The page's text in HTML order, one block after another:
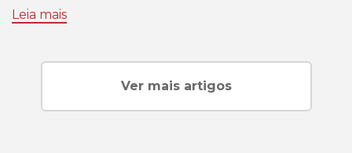
Leia mais
Ver mais artigos